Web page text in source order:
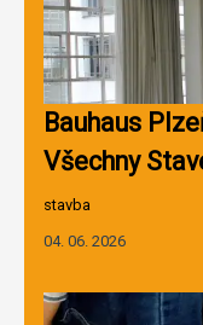
Bauhaus
Všechny
stavba
04. 06. 2026